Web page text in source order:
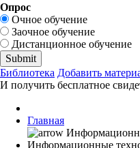
Опрос
Очное обучение
Заочное обучение
Дистанционное обучение
Библиотека Добавить
И получить бесплатное
Главная
Информационные